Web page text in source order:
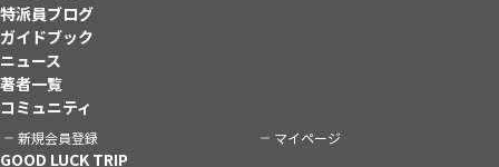
特派員ブログ
ガイドブック
ニュース
著者一覧
コミュニティ
新規会員登録 マイページ
GOOD LUCK TRIP